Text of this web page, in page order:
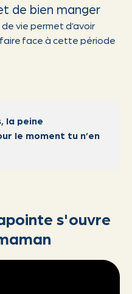
de bien manger
vie permet d’avoir
face à cette période
la peine
le moment tu n’en
s'ouvre